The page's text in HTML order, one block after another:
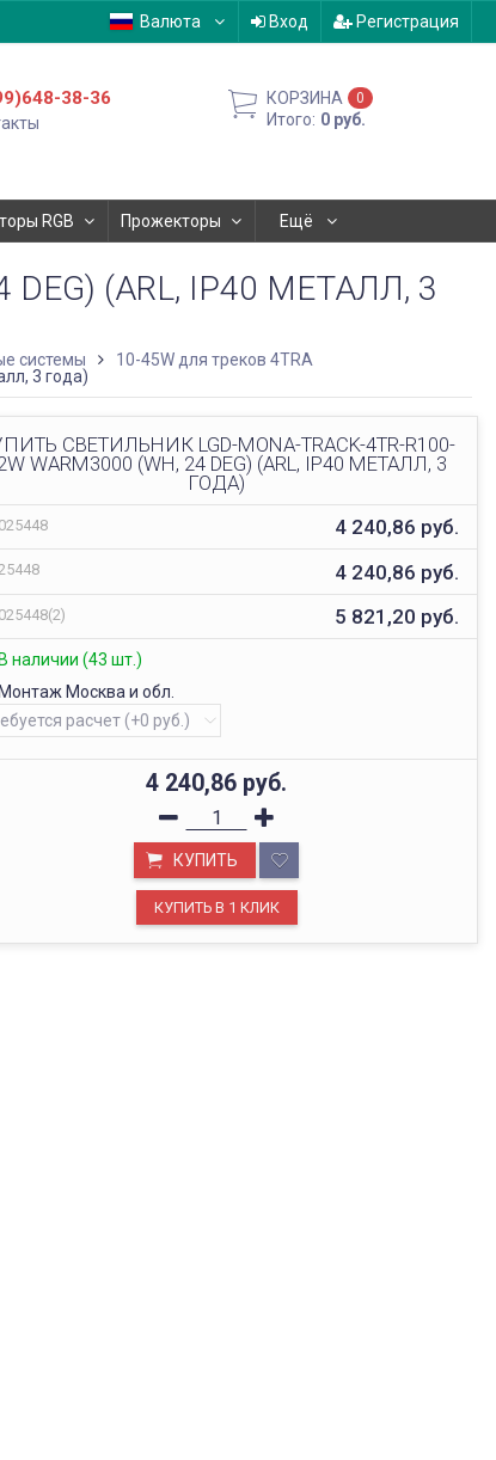
Валюта Вход Регистрация
38-36 КОРЗИНА 0
Итого: 0 руб.
RGB Прожекторы Ещё
DEG) (ARL, IP40 МЕТАЛЛ, 3
системы
10-45W для треков 4TRA
3 года)
СВЕТИЛЬНИК LGD-MONA-TRACK-4TR-R100-
WARM3000 (WH, 24 DEG) (ARL, IP40 МЕТАЛЛ, 3
ГОДА)
025448 4 240,86 руб.
4 240,86 руб.
025448(2) 5 821,20 руб.
В наличии (43 шт.)
Монтаж Москва и обл.
4 240,86 руб.
КУПИТЬ